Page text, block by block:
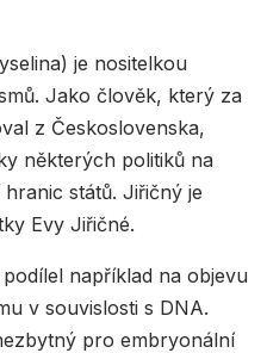
je nositelkou
Jako člověk, který za
z Československa,
některých politiků na
států. Jiřičný je
Evy Jiřičné.
například na objevu
v souvislosti s DNA.
pro embryonální